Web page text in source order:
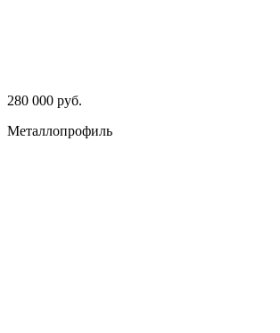
280 000 руб.
Металлопрофиль